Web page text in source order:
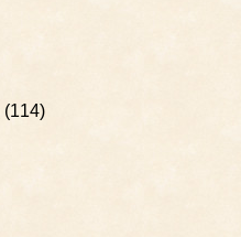
(114)